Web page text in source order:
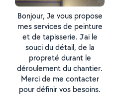
Bonjour, Je vous propose
mes services de peinture
et de tapisserie. J'ai le
souci du détail, de la
propreté durant le
déroulement du chantier.
Merci de me contacter
pour définir vos besoins.